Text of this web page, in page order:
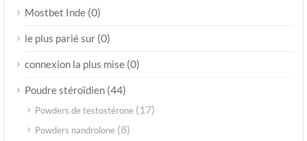
Mostbet Inde (0)
le plus parié sur (0)
connexion la plus mise (0)
Poudre stéroïdien (44)
Powders de testostérone (17)
Powders nandrolone (8)